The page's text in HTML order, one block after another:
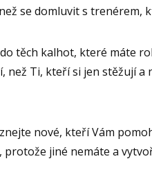
se domluvit s trenérem,
těch kalhot, které máte
Ti, kteří si jen stěžují a
nové, kteří Vám
jiné nemáte a